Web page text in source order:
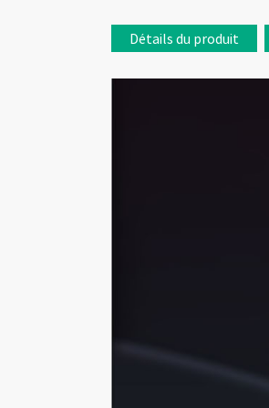
Détails du produit